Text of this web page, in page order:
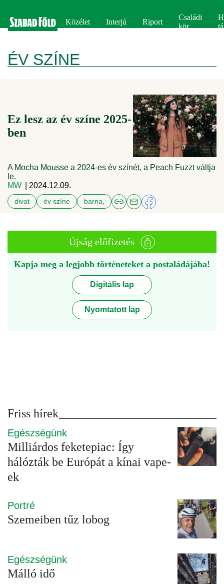
Közélet Interjú Riport
Családi
kör
ÉV SZÍNE
Ez lesz az év színe 2025-
ben
A Mocha Mousse a 2024-es év színét, a Peach Fuzzt váltja
le.
MW
| 2024.12.09.
divat év színe barna,
Újság előfizetés
Kapja meg a legjobb történeteket a postaládájába!
Digitális lap
Nyomtatott lap
Friss hírek
Egészségünk
Milliárdos feketepiac: Így
hálózták be Európát a kínai vape-
ek
Portré
Szemeiben tűz lobog
Egészségünk
Málló idő